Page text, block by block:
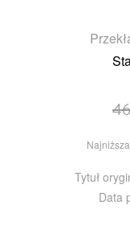
Tytuł
Data